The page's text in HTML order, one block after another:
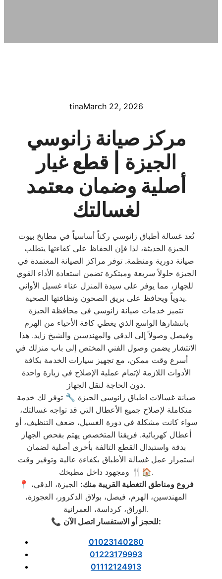
tinaMarch 22, 2026
مركز صيانة زانوسي
الجيزة | قطع غيار
أصلية وضمان معتمد
لغسالتك
تُعد غسالة أطباق زانوسي ركناً أساسياً في مطابخ بيوت
الجيزة الحديثة، لذا فإن الحفاظ على كفاءتها يتطلب
صيانة دورية ومنظمة. توفر مراكز الصيانة المعتمدة في
الجيزة حلولاً سريعة ومبتكرة تضمن استعادة الأداء القوي
للجهاز، مما يوفر على سيدة المنزل عناء غسيل الأواني
يدوياً ويحافظ على بريق الصحون ونظافتها الصحية.
تتميز خدمات صيانة زانوسي في محافظة الجيزة
بانتشارها الواسع الذي يغطي كافة الأحياء من الهرم
وفيصل وصولاً إلى الدقي والمهندسين والشيخ زايد. هذا
الانتشار يضمن وصول الفني المختص إلى باب منزلك في
أسرع وقت ممكن، مع تجهيز سيارات الخدمة بكافة
الأدوات اللازمة لإتمام عملية الإصلاح في زيارة واحدة
دون الحاجة لنقل الجهاز.
صيانة غسالات اطباق زانوسي الجيزة 🔧 توفر لك خدمة
متكاملة لإصلاح جميع الأعطال التي قد تواجه غسالتك،
سواء كانت مشكلة في دورة الغسيل، ضعف التنظيف، أو
أعطال كهربائية. فريقنا المتخصص يهتم بفحص الجهاز
بدقة واستبدال القطع التالفة بأخرى أصلية لضمان
استمرار عمل غسالة الأطباق بكفاءة عالية وتوفير وقت
ومجهود داخل مطبخك 🍴🏠.
📍
فروع ومناطق التغطية القريبة منك: الجيزة، الدقي،
المهندسين، الهرم، فيصل، بولاق الدكرور، العجوزة،
الوراق، كرداسة، العمرانية.
📞 للحجز أو الاستفسار اتصل الآن:
01023140280
01223179993
01112124913